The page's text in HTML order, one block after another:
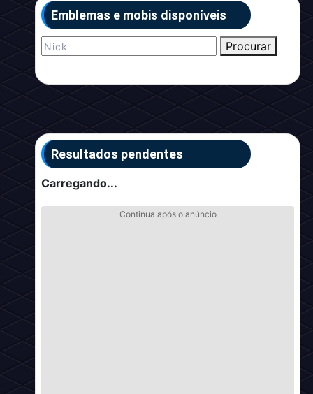
Emblemas e mobis disponíveis
Procurar
Resultados pendentes
Carregando...